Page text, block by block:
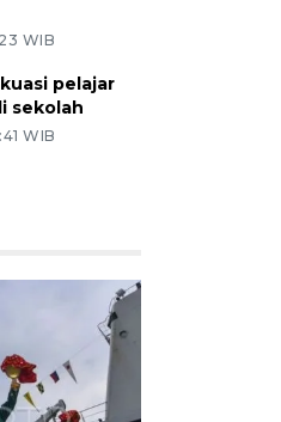
WIB
pelajar
sekolah
WIB